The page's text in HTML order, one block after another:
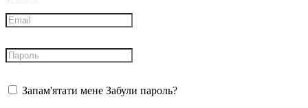
Запам'ятати мене Забули пароль?